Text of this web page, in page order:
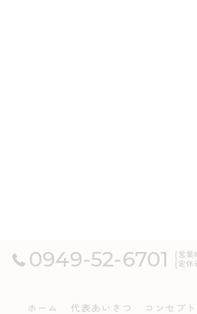
0949-52-6701
[営業
[定休
ホーム 代表あいさつ コンセプト